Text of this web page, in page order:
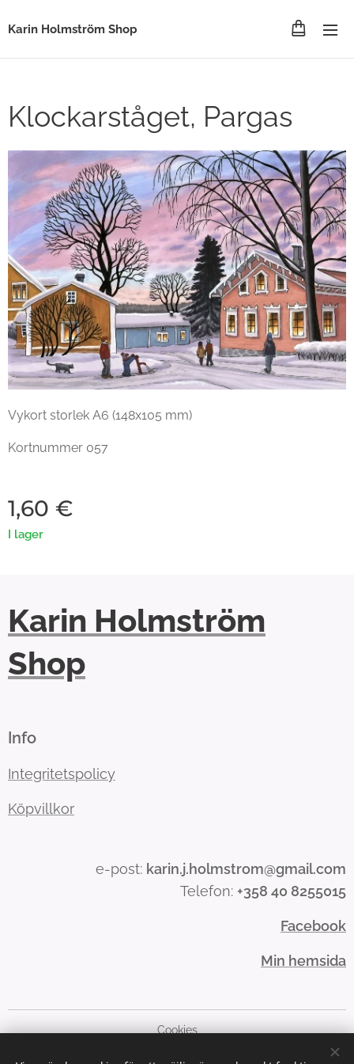
Karin Holmström Shop
Klockarståget, Pargas
Vykort storlek A6 (148x105 mm)
Kortnummer 057
1,60 €
I lager
Karin Holmström
Shop
Info
Integritetspolicy
Köpvillkor
e-post: karin.j.holmstrom@gmail.com
Telefon: +358 40 8255015
Facebook
Min hemsida
Cookies